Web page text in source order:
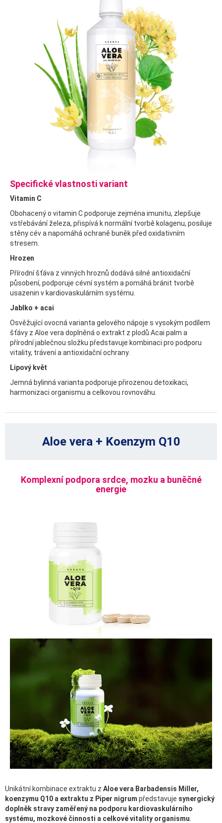
Specifické vlastnosti variant
Vitamin C
Obohacený o vitamin C podporuje zejména imunitu, zlepšuje
vstřebávání železa, přispívá k normální tvorbě kolagenu, posiluje
stěny cév a napomáhá ochraně buněk před oxidativním
stresem.
Hrozen
Přírodní šťáva z vinných hroznů dodává silné antioxidační
působení, podporuje cévní systém a pomáhá bránit tvorbě
usazenin v kardiovaskulárním systému.
Jablko + acai
Osvěžující ovocná varianta gelového nápoje s vysokým podílem
šťávy z Aloe vera doplněná o extrakt z plodů Acai palm a
přírodní jablečnou složku představuje kombinaci pro podporu
vitality, trávení a antioxidační ochrany.
Lipový květ
Jemná bylinná varianta podporuje přirozenou detoxikaci,
harmonizaci organismu a celkovou rovnováhu.
Aloe vera + Koenzym Q10
Komplexní podpora srdce, mozku a buněčné
energie
Unikátní kombinace extraktu z Aloe vera Barbadensis Miller,
koenzymu Q10 a extraktu z Piper nigrum představuje synergický
doplněk stravy zaměřený na podporu kardiovaskulárního
systému, mozkové činnosti a celkové vitality organismu